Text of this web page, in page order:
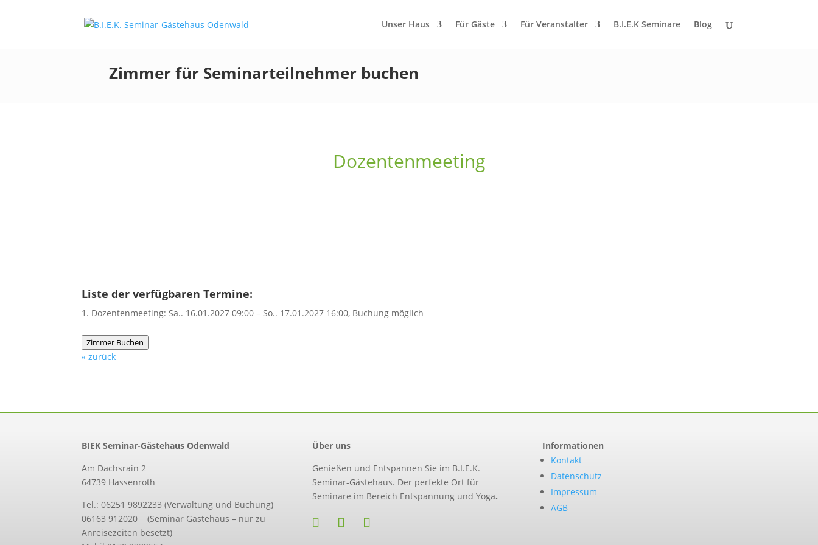
Unser Haus Für Gäste Für Veranstalter B.I.E.K Seminare Blog
Zimmer für Seminarteilnehmer buchen
Dozentenmeeting
Liste der verfügbaren Termine:
Dozentenmeeting: Sa.. 16.01.2027 09:00 – So.. 17.01.2027 16:00, Buchung möglich
Zimmer Buchen
« zurück
BIEK Seminar-Gästehaus Odenwald
Am Dachsrain 2
64739 Hassenroth
Tel.: 06251 9892233 (Verwaltung und Buchung)
06163 912020 (Seminar Gästehaus – nur zu
Anreisezeiten besetzt)
Über uns
Genießen und Entspannen Sie im B.I.E.K.
Seminar-Gästehaus. Der perfekte Ort für
Seminare im Bereich Entspannung und Yoga.
Informationen
Kontakt
Datenschutz
Impressum
AGB